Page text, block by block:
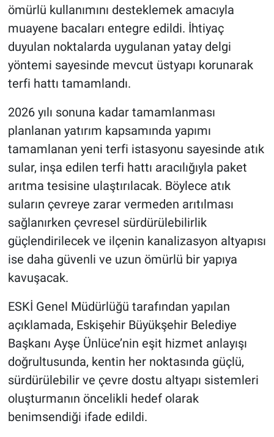
ömürlü kullanımını desteklemek amacıyla
muayene bacaları entegre edildi. İhtiyaç
duyulan noktalarda uygulanan yatay delgi
yöntemi sayesinde mevcut üstyapı korunarak
terfi hattı tamamlandı.
2026 yılı sonuna kadar tamamlanması
planlanan yatırım kapsamında yapımı
tamamlanan yeni terfi istasyonu sayesinde atık
sular, inşa edilen terfi hattı aracılığıyla paket
arıtma tesisine ulaştırılacak. Böylece atık
suların çevreye zarar vermeden arıtılması
sağlanırken çevresel sürdürülebilirlik
güçlendirilecek ve ilçenin kanalizasyon altyapısı
ise daha güvenli ve uzun ömürlü bir yapıya
kavuşacak.
ESKİ Genel Müdürlüğü tarafından yapılan
açıklamada, Eskişehir Büyükşehir Belediye
Başkanı Ayşe Ünlüce’nin eşit hizmet anlayışı
doğrultusunda, kentin her noktasında güçlü,
sürdürülebilir ve çevre dostu altyapı sistemleri
oluşturmanın öncelikli hedef olarak
benimsendiği ifade edildi.